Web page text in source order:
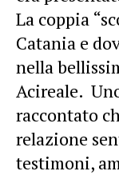
La coppia
Catania e
nella
Acireale.
raccontato
relazione
testimoni,